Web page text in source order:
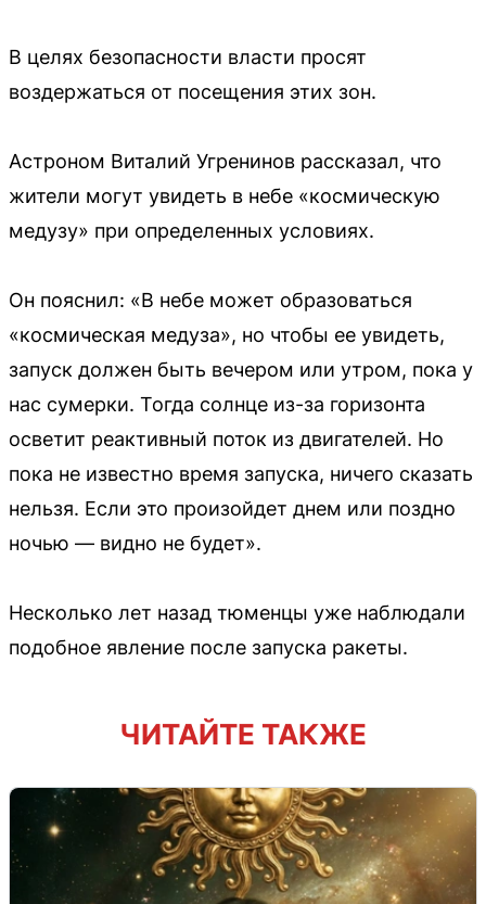
В целях безопасности власти просят
воздержаться от посещения этих зон.
Астроном Виталий Угренинов рассказал, что
жители могут увидеть в небе «космическую
медузу» при определенных условиях.
Он пояснил: «В небе может образоваться
«космическая медуза», но чтобы ее увидеть,
запуск должен быть вечером или утром, пока у
нас сумерки. Тогда солнце из-за горизонта
осветит реактивный поток из двигателей. Но
пока не известно время запуска, ничего сказать
нельзя. Если это произойдет днем или поздно
ночью — видно не будет».
Несколько лет назад тюменцы уже наблюдали
подобное явление после запуска ракеты.
ЧИТАЙТЕ ТАКЖЕ